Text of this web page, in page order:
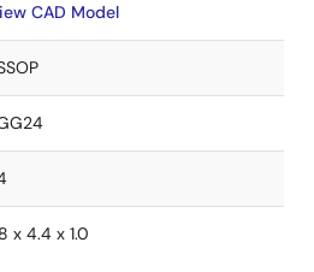
CAD Model
x 4.4 x 1.0